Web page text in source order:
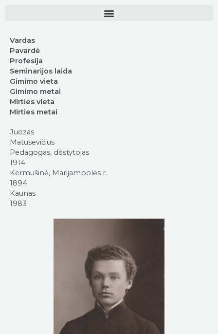
Vardas
Pavardė
Profesija
Seminarijos laida
Gimimo vieta
Gimimo metai
Mirties vieta
Mirties metai
Juozas
Matusevičius
Pedagogas, dėstytojas
1914
Kermušinė, Marijampolės r.
1894
Kaunas
1983